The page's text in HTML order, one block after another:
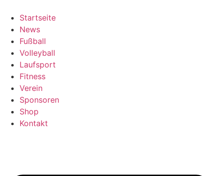
Inhalt
springen
Startseite
News
Fußball
Volleyball
Laufsport
Fitness
Verein
Sponsoren
Shop
Kontakt